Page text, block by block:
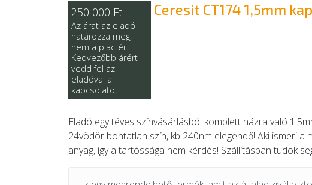
250 000 Ft
Az árat az eladó
határozza meg,
nem a piactér.
Kedvezőbb árért
vedd fel az
eladóval a
kapcsolatot.
Ceresit CT174 1,5mm
Eladó egy téves színvásárlásból komplett házra való
24vödör bontatlan szín, kb 240nm elegendő! Aki ismeri a
anyag, így a tartóssága nem kérdés! Szállításban tudok